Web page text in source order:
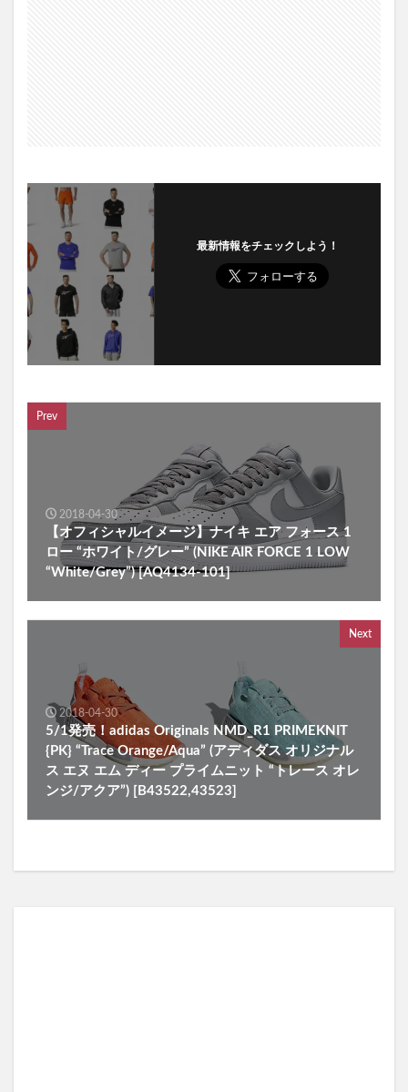
最新情報をチェックしよう！
Prev
2018-04-30
【オフィシャルイメージ】ナイキ エア フォース 1
ロー “ホワイト/グレー” (NIKE AIR FORCE 1 LOW
“White/Grey”) [AQ4134-101]
Next
2018-04-30
5/1発売！adidas Originals NMD_R1 PRIMEKNIT
{PK} “Trace Orange/Aqua” (アディダス オリジナル
ス エヌ エム ディー プライムニット “トレース オレ
ンジ/アクア”) [B43522,43523]